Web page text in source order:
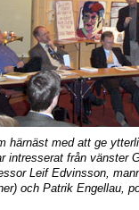
härnäst med att ge
intresserat från vänster
Leif Edvinsson ,
och Patrik Engellau ,